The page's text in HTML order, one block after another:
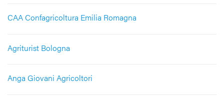
CAA Confagricoltura Emilia Romagna
Agriturist Bologna
Anga Giovani Agricoltori